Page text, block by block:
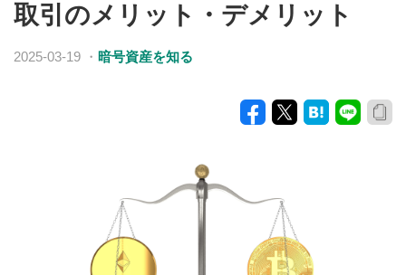
取引のメリット・デメリット
2025-03-19 ・ 暗号資産を知る